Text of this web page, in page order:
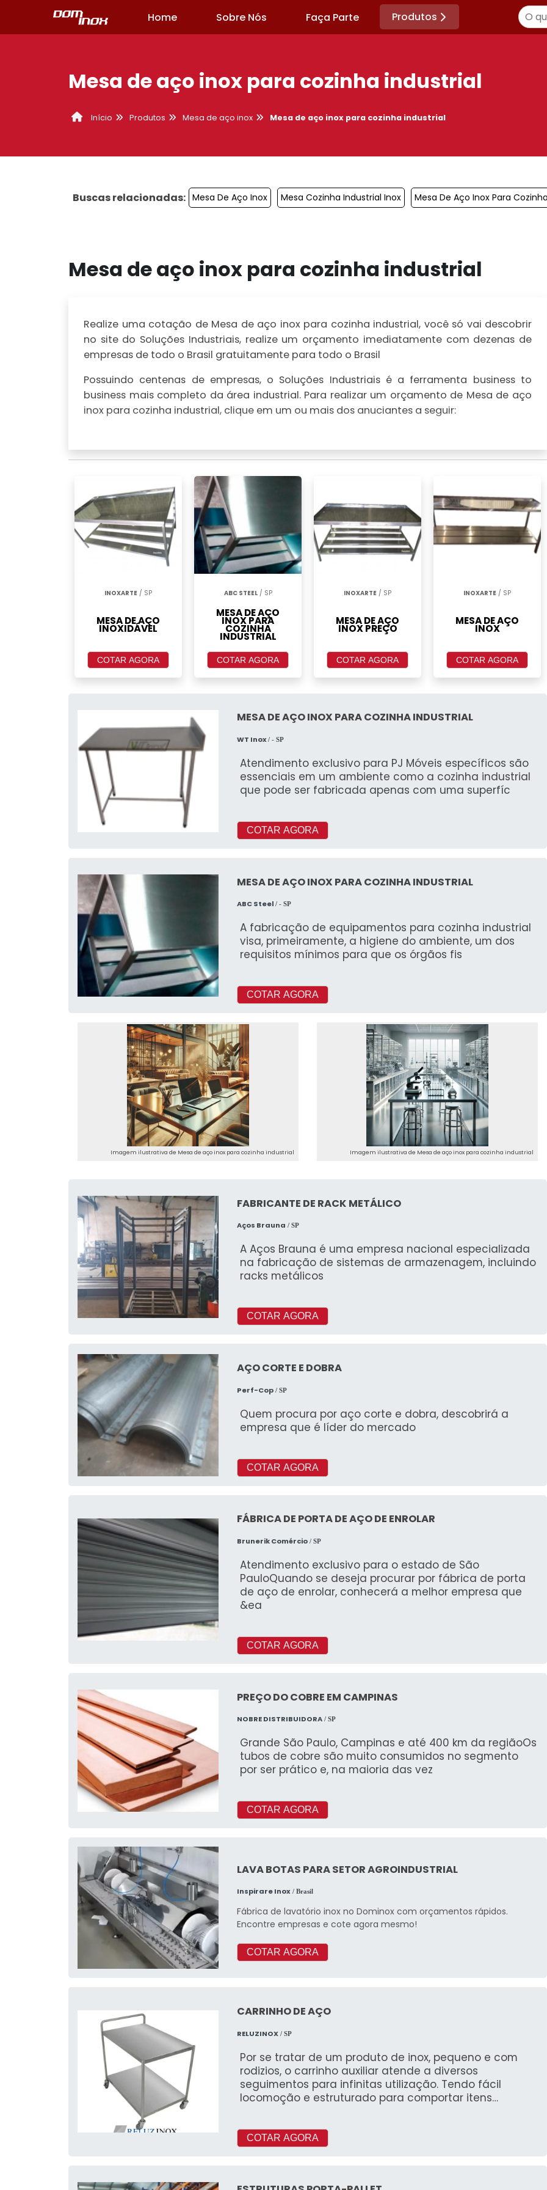
Home Sobre Nós Faça Parte Produtos
Mesa de aço inox para cozinha industrial
Início Produtos Mesa de aço inox Mesa de aço inox para cozinha industrial
Buscas relacionadas: Mesa De Aço Inox Mesa Cozinha Industrial Inox Mesa De Aço Inox Para
Mesa de aço inox para cozinha industrial
Realize uma cotação de Mesa de aço inox para cozinha industrial, você só vai descobrir
no site do Soluções Industriais, realize um orçamento imediatamente com dezenas de
empresas de todo o Brasil gratuitamente para todo o Brasil
Possuindo centenas de empresas, o Soluções Industriais é a ferramenta business to
business mais completo da área industrial. Para realizar um orçamento de Mesa de aço
inox para cozinha industrial, clique em um ou mais dos anuciantes a seguir:
INOXARTE / SP
MESA DE AÇO
INOXIDÁVEL
COTAR AGORA
ABC STEEL/ SP
MESA DE AÇO
INOX PARA
COZINHA
INDUSTRIAL
COTAR AGORA
INOXARTE / SP
MESA DE AÇO
INOX PREÇO
COTAR AGORA
INOXARTE / SP
MESA DE AÇO
INOX
COTAR AGORA
MESA DE AÇO INOX PARA COZINHA INDUSTRIAL
WT Inox/ - SP
Atendimento exclusivo para PJ Móveis específicos são
essenciais em um ambiente como a cozinha industrial
que pode ser fabricada apenas com uma superfíc
COTAR AGORA
MESA DE AÇO INOX PARA COZINHA INDUSTRIAL
ABC Steel/ - SP
A fabricação de equipamentos para cozinha industrial
visa, primeiramente, a higiene do ambiente, um dos
requisitos mínimos para que os órgãos fis
COTAR AGORA
Imagem ilustrativa de Mesa de aço inox para cozinha industrial Imagem ilustrativa de Mesa de aço inox para cozinha industrial
FABRICANTE DE RACK METÁLICO
Aços Brauna / SP
A Aços Brauna é uma empresa nacional especializada
na fabricação de sistemas de armazenagem, incluindo
racks metálicos
COTAR AGORA
AÇO CORTE E DOBRA
Perf-Cop / SP
Quem procura por aço corte e dobra, descobrirá a
empresa que é líder do mercado
COTAR AGORA
FÁBRICA DE PORTA DE AÇO DE ENROLAR
Brunerik Comércio / SP
Atendimento exclusivo para o estado de São
PauloQuando se deseja procurar por fábrica de porta
de aço de enrolar, conhecerá a melhor empresa que
&ea
COTAR AGORA
PREÇO DO COBRE EM CAMPINAS
NOBRE DISTRIBUIDORA / SP
Grande São Paulo, Campinas e até 400 km da regiãoOs
tubos de cobre são muito consumidos no segmento
por ser prático e, na maioria das vez
COTAR AGORA
LAVA BOTAS PARA SETOR AGROINDUSTRIAL
Inspirare Inox / Brasil
Fábrica de lavatório inox no Dominox com orçamentos rápidos.
Encontre empresas e cote agora mesmo!
COTAR AGORA
CARRINHO DE AÇO
RELUZINOX / SP
Por se tratar de um produto de inox, pequeno e com
rodizios, o carrinho auxiliar atende a diversos
seguimentos para infinitas utilização. Tendo fácil
locomoção e estruturado para comportar itens
COTAR AGORA